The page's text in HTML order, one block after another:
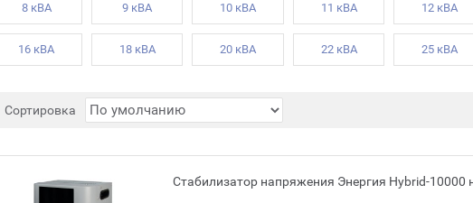
8 кВА 9 кВА 10 кВА 11 кВА 12 кВА
16 кВА 18 кВА 20 кВА 22 кВА 25 кВА
Сортировка
Стабилизатор напряжения Энергия Hybrid-10000